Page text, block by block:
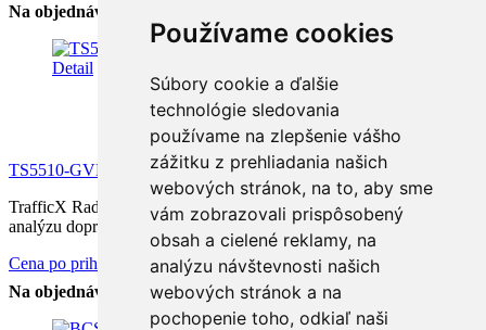
Používame cookies
Súbory cookie a ďalšie
technológie sledovania
používame na zlepšenie vášho
zážitku z prehliadania našich
webových stránok, na to, aby sme
vám zobrazovali prispôsobený
obsah a cielené reklamy, na
analýzu návštevnosti našich
webových stránok a na
pochopenie toho, odkiaľ naši
Na objednávku
Detail
TS5510-GVH/LTE-EU 850
TrafficX Radar ANPR 4G LTE dopravná kamera pre inteligentnú
analýzu dopravnej prevádzky, rozpoznávanie ŠPZ až do...
Cena po prihlásení
Na objednávku